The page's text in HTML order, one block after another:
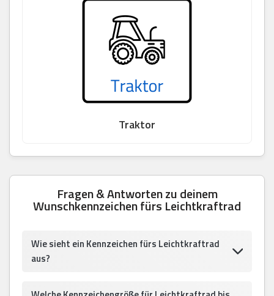
Traktor
Fragen & Antworten zu deinem
Wunschkennzeichen fürs Leichtkraftrad
Wie sieht ein Kennzeichen fürs Leichtkraftrad
aus?